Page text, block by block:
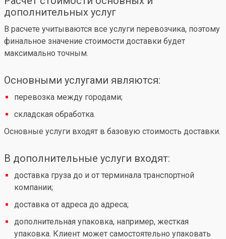
дополнительных услуг
В расчете учитываются все услуги перевозчика, поэтому
финальное значение стоимости доставки будет
максимально точным.
Основными услугами являются:
перевозка между городами;
складская обработка.
Основные услуги входят в базовую стоимость доставки.
В дополнительные услуги входят:
доставка груза до и от терминала транспортной
компании;
доставка от адреса до адреса;
дополнительная упаковка, например, жесткая
упаковка. Клиент может самостоятельно упаковать